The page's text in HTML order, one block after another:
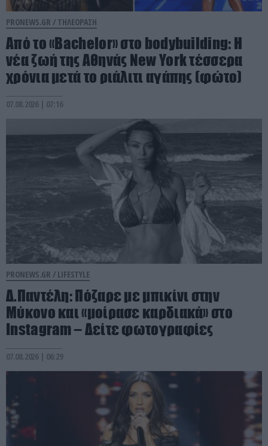
PRONEWS.GR / ΤΗΛΕΟΡΑΣΗ
Από το «Bachelor» στο bodybuilding: Η
νέα ζωή της Αθηνάς New York τέσσερα
χρόνια μετά το ριάλιτι αγάπης (φώτο)
07.08.2026 | 07:16
PRONEWS.GR / LIFESTYLE
Δ.Παντέλη: Πόζαρε με μπικίνι στην
Μύκονο και «μοίρασε καρδιακά» στο
Instagram – Δείτε φωτογραφίες
07.08.2026 | 06:29